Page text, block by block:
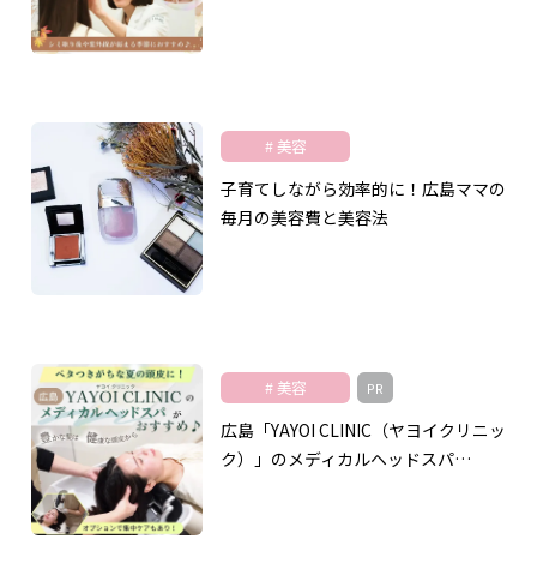
美容
子育てしながら効率的に！広島ママの
毎月の美容費と美容法
美容 PR
広島「YAYOI CLINIC（ヤヨイクリニッ
ク）」のメディカルヘッドスパ…